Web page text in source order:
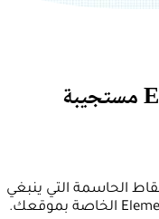
كيفية إنشاء قائمة Elementor مستجيبة
الحاسمة التي ينبغي